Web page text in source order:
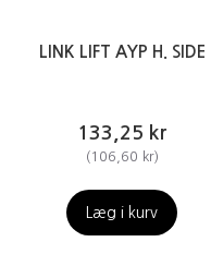
LINK LIFT AYP H. SIDE
133,25 kr
( 106,60 kr)
Læg i kurv